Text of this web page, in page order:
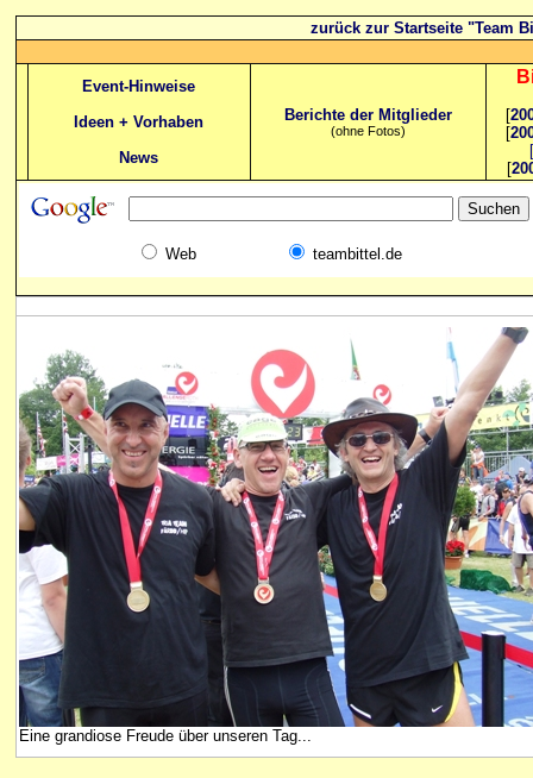
zurück zur Startseite "Team
Event-Hinweise
Ideen + Vorhaben
News
Berichte der Mitglieder
(ohne Fotos)
[
[
[
Web teambittel.de
Eine grandiose Freude über unseren Tag...